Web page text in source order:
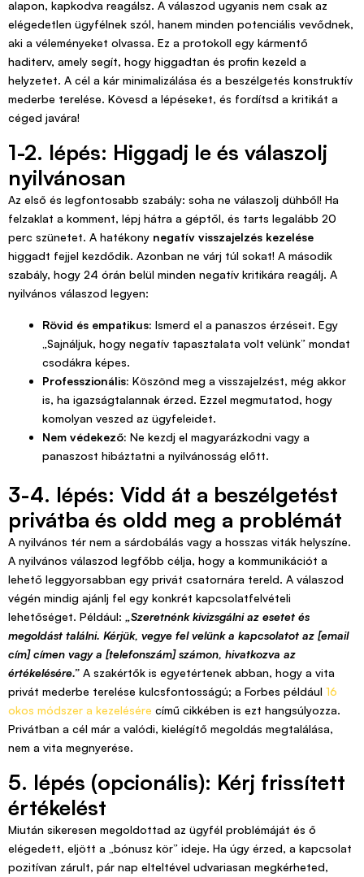
alapon, kapkodva reagálsz. A válaszod ugyanis nem csak az
elégedetlen ügyfélnek szól, hanem minden potenciális vevődnek,
aki a véleményeket olvassa. Ez a protokoll egy kármentő
haditerv, amely segít, hogy higgadtan és profin kezeld a
helyzetet. A cél a kár minimalizálása és a beszélgetés konstruktív
mederbe terelése. Kövesd a lépéseket, és fordítsd a kritikát a
céged javára!
1-2. lépés: Higgadj le és válaszolj
nyilvánosan
Az első és legfontosabb szabály: soha ne válaszolj dühből! Ha
felzaklat a komment, lépj hátra a géptől, és tarts legalább 20
perc szünetet. A hatékony negatív visszajelzés kezelése
higgadt fejjel kezdődik. Azonban ne várj túl sokat! A második
szabály, hogy 24 órán belül minden negatív kritikára reagálj. A
nyilvános válaszod legyen:
Rövid és empatikus: Ismerd el a panaszos érzéseit. Egy
„Sajnáljuk, hogy negatív tapasztalata volt velünk” mondat
csodákra képes.
Professzionális: Köszönd meg a visszajelzést, még akkor
is, ha igazságtalannak érzed. Ezzel megmutatod, hogy
komolyan veszed az ügyfeleidet.
Nem védekező: Ne kezdj el magyarázkodni vagy a
panaszost hibáztatni a nyilvánosság előtt.
3-4. lépés: Vidd át a beszélgetést
privátba és oldd meg a problémát
A nyilvános tér nem a sárdobálás vagy a hosszas viták helyszíne.
A nyilvános válaszod legfőbb célja, hogy a kommunikációt a
lehető leggyorsabban egy privát csatornára tereld. A válaszod
végén mindig ajánlj fel egy konkrét kapcsolatfelvételi
lehetőséget. Például: „Szeretnénk kivizsgálni az esetet és
megoldást találni. Kérjük, vegye fel velünk a kapcsolatot az [email
cím] címen vagy a [telefonszám] számon, hivatkozva az
értékelésére.” A szakértők is egyetértenek abban, hogy a vita
privát mederbe terelése kulcsfontosságú; a Forbes például 16
okos módszer a kezelésére című cikkében is ezt hangsúlyozza.
Privátban a cél már a valódi, kielégítő megoldás megtalálása,
nem a vita megnyerése.
5. lépés (opcionális): Kérj frissített
értékelést
Miután sikeresen megoldottad az ügyfél problémáját és ő
elégedett, eljött a „bónusz kör” ideje. Ha úgy érzed, a kapcsolat
pozitívan zárult, pár nap elteltével udvariasan megkérheted,